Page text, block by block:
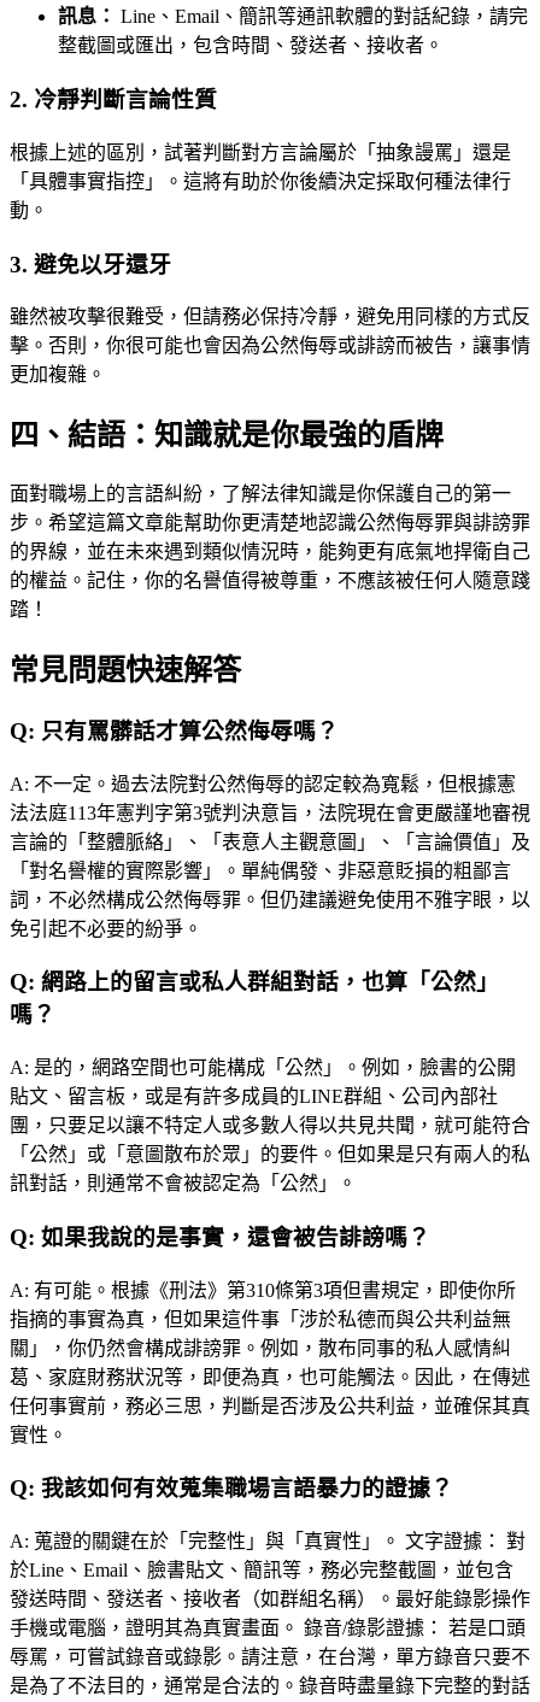
訊息： Line、Email、簡訊等通訊軟體的對話紀錄，請完
整截圖或匯出，包含時間、發送者、接收者。
2. 冷靜判斷言論性質
根據上述的區別，試著判斷對方言論屬於「抽象謾罵」還是
「具體事實指控」。這將有助於你後續決定採取何種法律行
動。
3. 避免以牙還牙
雖然被攻擊很難受，但請務必保持冷靜，避免用同樣的方式反
擊。否則，你很可能也會因為公然侮辱或誹謗而被告，讓事情
更加複雜。
四、結語：知識就是你最強的盾牌
面對職場上的言語糾紛，了解法律知識是你保護自己的第一
步。希望這篇文章能幫助你更清楚地認識公然侮辱罪與誹謗罪
的界線，並在未來遇到類似情況時，能夠更有底氣地捍衛自己
的權益。記住，你的名譽值得被尊重，不應該被任何人隨意踐
踏！
常見問題快速解答
Q: 只有罵髒話才算公然侮辱嗎？
A: 不一定。過去法院對公然侮辱的認定較為寬鬆，但根據憲
法法庭113年憲判字第3號判決意旨，法院現在會更嚴謹地審視
言論的「整體脈絡」、「表意人主觀意圖」、「言論價值」及
「對名譽權的實際影響」。單純偶發、非惡意貶損的粗鄙言
詞，不必然構成公然侮辱罪。但仍建議避免使用不雅字眼，以
免引起不必要的紛爭。
Q: 網路上的留言或私人群組對話，也算「公然」
嗎？
A: 是的，網路空間也可能構成「公然」。例如，臉書的公開
貼文、留言板，或是有許多成員的LINE群組、公司內部社
團，只要足以讓不特定人或多數人得以共見共聞，就可能符合
「公然」或「意圖散布於眾」的要件。但如果是只有兩人的私
訊對話，則通常不會被認定為「公然」。
Q: 如果我說的是事實，還會被告誹謗嗎？
A: 有可能。根據《刑法》第310條第3項但書規定，即使你所
指摘的事實為真，但如果這件事「涉於私德而與公共利益無
關」，你仍然會構成誹謗罪。例如，散布同事的私人感情糾
葛、家庭財務狀況等，即便為真，也可能觸法。因此，在傳述
任何事實前，務必三思，判斷是否涉及公共利益，並確保其真
實性。
Q: 我該如何有效蒐集職場言語暴力的證據？
A: 蒐證的關鍵在於「完整性」與「真實性」。 文字證據： 對
於Line、Email、臉書貼文、簡訊等，務必完整截圖，並包含
發送時間、發送者、接收者（如群組名稱）。最好能錄影操作
手機或電腦，證明其為真實畫面。 錄音/錄影證據： 若是口頭
辱罵，可嘗試錄音或錄影。請注意，在台灣，單方錄音只要不
是為了不法目的，通常是合法的。錄音時盡量錄下完整的對話